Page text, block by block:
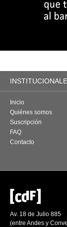
Inicio
Quiénes somos
Suscripción
FAQ
Contacto
Av. 18 de Julio 885
(entre Andes y